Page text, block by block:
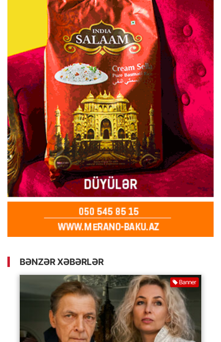
BƏNZƏR XƏBƏRLƏR
Banner